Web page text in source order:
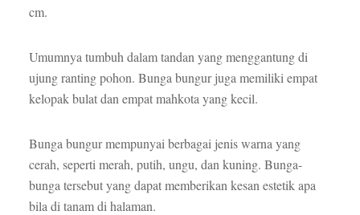
cm.
Umumnya tumbuh dalam tandan yang menggantung di
ujung ranting pohon. Bunga bungur juga memiliki empat
kelopak bulat dan empat mahkota yang kecil.
Bunga bungur mempunyai berbagai jenis warna yang
cerah, seperti merah, putih, ungu, dan kuning. Bunga-
bunga tersebut yang dapat memberikan kesan estetik apa
bila di tanam di halaman.